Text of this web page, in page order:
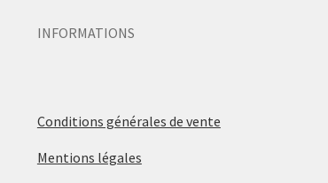
INFORMATIONS
Conditions générales de vente
Mentions légales